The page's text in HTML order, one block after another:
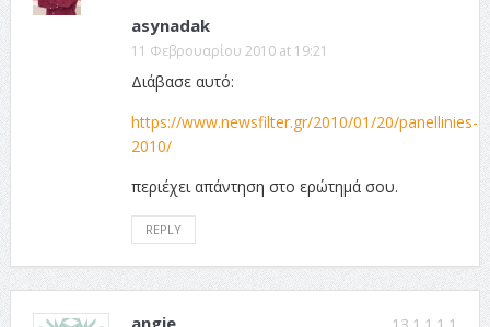
asynadak
11 Φεβρουαρίου 2010 at 19:21
Διάβασε αυτό:
https://www.newsfilter.gr/2010/01/20/panellinies-
2010/
περιέχει απάντηση στο ερώτημά σου.
REPLY
angie